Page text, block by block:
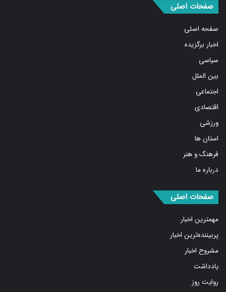
صفحات اصلی
صفحه اصلی
اخبار برگزیده
سیاسی
بین الملل
اجتماعی
اقتصادی
ورزشی
استان ها
فرهنگ و هنر
درباره ما
صفحات اصلی
مهمترین اخبار
پربیننده‌ترین اخبار
مشروح اخبار
یادداشت
روایت روز